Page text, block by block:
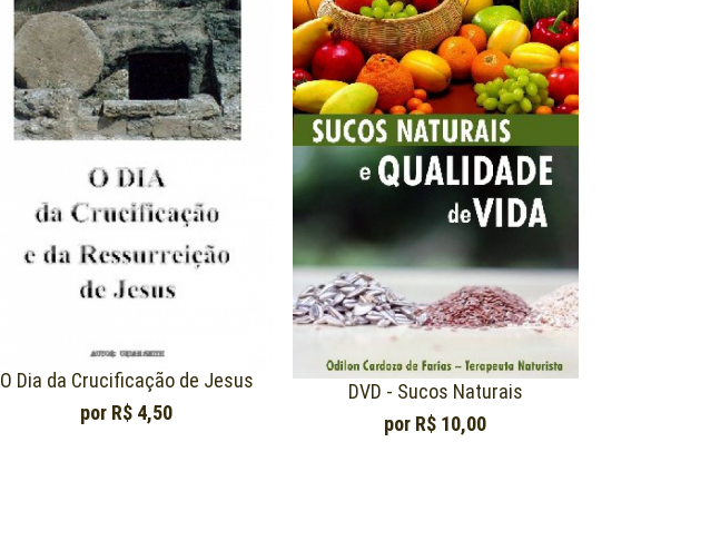
O Dia da Crucificação de Jesus
por R$ 4,50
DVD - Sucos Naturais
por R$ 10,00